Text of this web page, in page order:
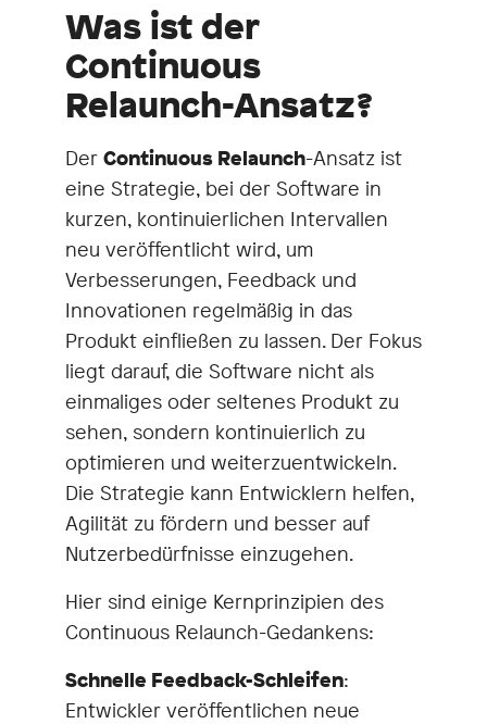
Was ist der
Continuous
Relaunch-Ansatz?
Der Continuous Relaunch-Ansatz ist
eine Strategie, bei der Software in
kurzen, kontinuierlichen Intervallen
neu veröffentlicht wird, um
Verbesserungen, Feedback und
Innovationen regelmäßig in das
Produkt einfließen zu lassen. Der Fokus
liegt darauf, die Software nicht als
einmaliges oder seltenes Produkt zu
sehen, sondern kontinuierlich zu
optimieren und weiterzuentwickeln.
Die Strategie kann Entwicklern helfen,
Agilität zu fördern und besser auf
Nutzerbedürfnisse einzugehen.
Hier sind einige Kernprinzipien des
Continuous Relaunch-Gedankens:
Schnelle Feedback-Schleifen:
Entwickler veröffentlichen neue